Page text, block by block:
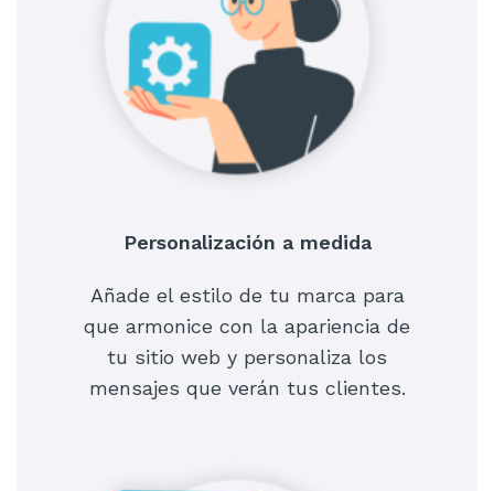
Personalización a medida
Añade el estilo de tu marca para
que armonice con la apariencia de
tu sitio web y personaliza los
mensajes que verán tus clientes.